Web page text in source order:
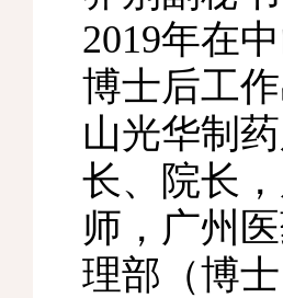
2019年在
博士后工
山光华制
长、院长
师，广州
理部（博